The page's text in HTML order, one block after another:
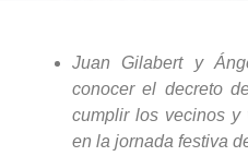
Juan Gilabert y
conocer el decreto
cumplir los vecinos y
en la jornada festiva